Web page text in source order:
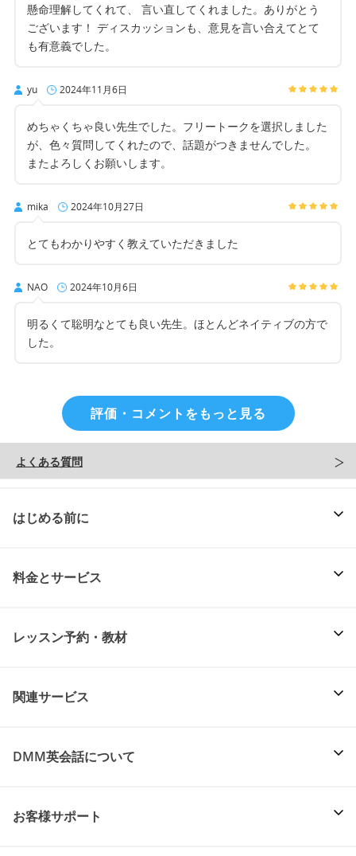
懸命理解してくれて、 言い直してくれました。ありがとう
ございます！ ディスカッションも、意見を言い合えてとて
も有意義でした。
yu 2024年11月6日
めちゃくちゃ良い先生でした。フリートークを選択しました
が、色々質問してくれたので、話題がつきませんでした。
またよろしくお願いします。
mika 2024年10月27日
とてもわかりやすく教えていただきました
NAO 2024年10月6日
明るくて聡明なとても良い先生。ほとんどネイティブの方で
した。
評価・コメントをもっと見る
よくある質問
はじめる前に
料金とサービス
レッスン予約・教材
関連サービス
DMM英会話について
お客様サポート